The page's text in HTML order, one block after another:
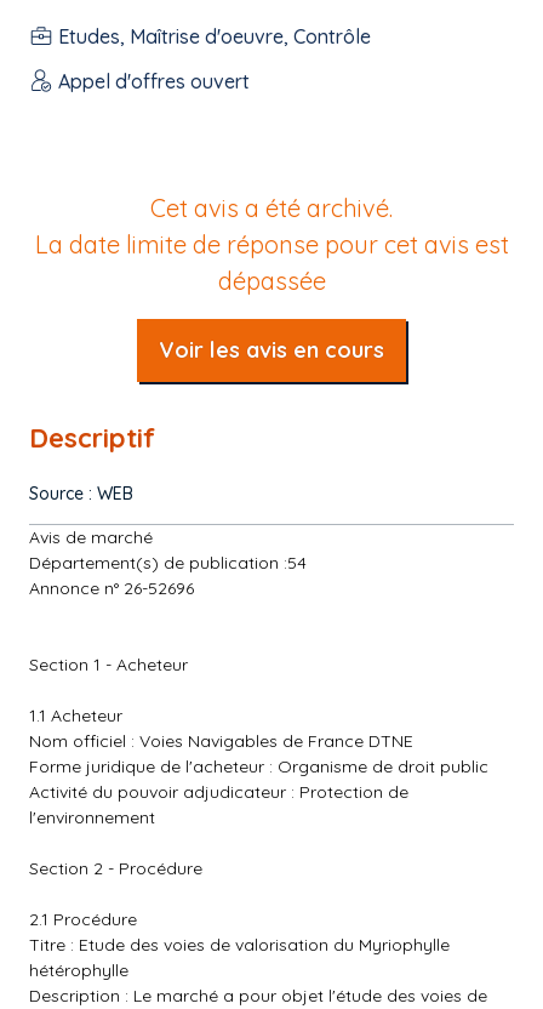
Etudes, Maîtrise d'oeuvre, Contrôle
Appel d'offres ouvert
Cet avis a été archivé.
La date limite de réponse pour cet avis est
dépassée
Voir les avis en cours
Descriptif
Source : WEB
Avis de marché
Département(s) de publication :54
Annonce n° 26-52696
Section 1 - Acheteur
1.1 Acheteur
Nom officiel : Voies Navigables de France DTNE
Forme juridique de l'acheteur : Organisme de droit public
Activité du pouvoir adjudicateur : Protection de
l'environnement
Section 2 - Procédure
2.1 Procédure
Titre : Etude des voies de valorisation du Myriophylle
hétérophylle
Description : Le marché a pour objet l'étude des voies de